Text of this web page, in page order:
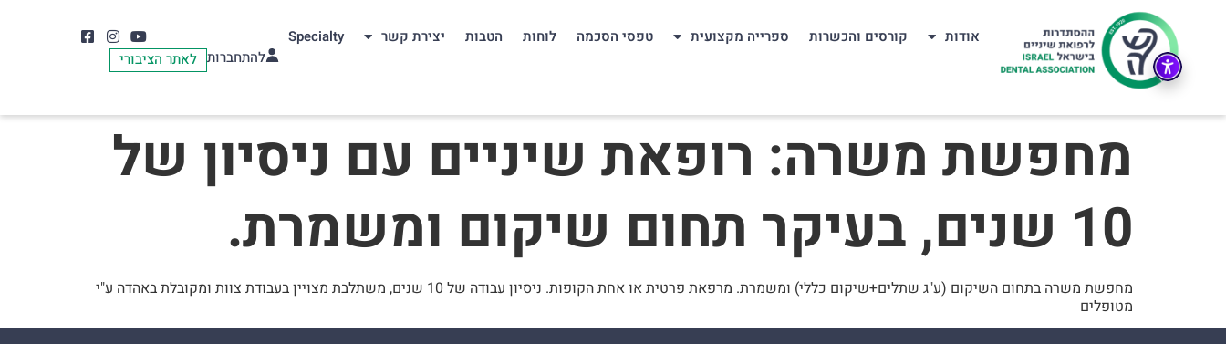
אודות קורסים והכשרות ספרייה מקצועית טפסי הסכמה לוחות הטבות יצירת קשר
Specialty
להתחברות לאתר הציבורי
מחפשת משרה: רופאת שיניים עם ניסיון של
10 שנים, בעיקר תחום שיקום ומשמרת.
מחפשת משרה בתחום השיקום (ע"ג שתלים+שיקום כללי) ומשמרת. מרפאת פרטית או אחת הקופות. ניסיון עבודה של 10 שנים, משתלבת מצויין בעבודת צוות ומקובלת באהדה ע"י
מטופלים